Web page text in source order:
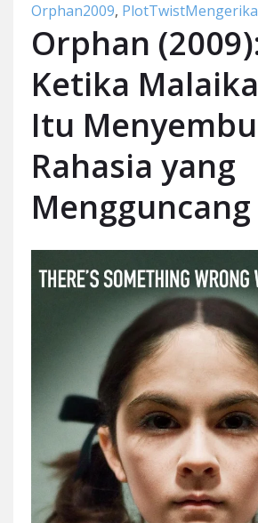
Orphan2009,
Orphan
Ketika
Itu
Rahasia yang